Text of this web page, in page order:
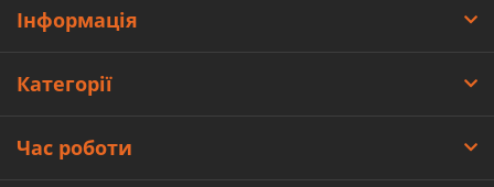
Інформація
Категорії
Час роботи